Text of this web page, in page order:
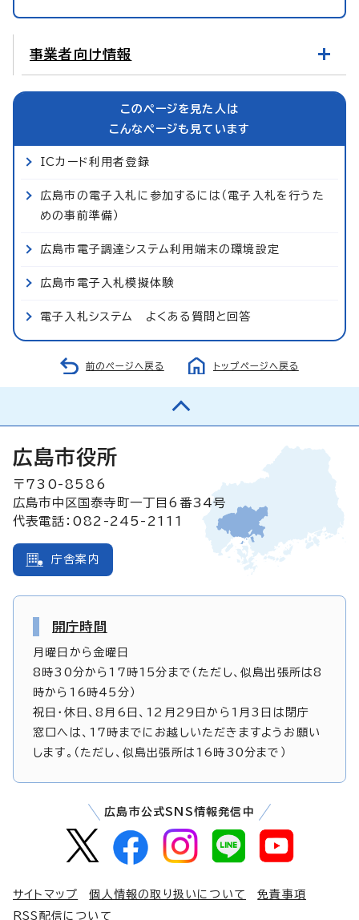
事業者向け情報
このページを見た人は
こんなページも見ています
ICカード利用者登録
広島市の電子入札に参加するには（電子入札を行うた
めの事前準備）
広島市電子調達システム利用端末の環境設定
広島市電子入札模擬体験
電子入札システム よくある質問と回答
前のページへ戻る トップページへ戻る
広島市役所
〒730-8586
広島市中区国泰寺町一丁目6番34号
代表電話：082-245-2111
庁舎案内
開庁時間
月曜日から金曜日
8時30分から17時15分まで（ただし、似島出張所は8
時から16時45分）
祝日・休日、8月6日、12月29日から1月3日は閉庁
窓口へは、17時までにお越しいただきますようお願い
します。（ただし、似島出張所は16時30分まで）
広島市公式SNS情報発信中
サイトマップ 個人情報の取り扱いについて
免責事項
RSS配信について